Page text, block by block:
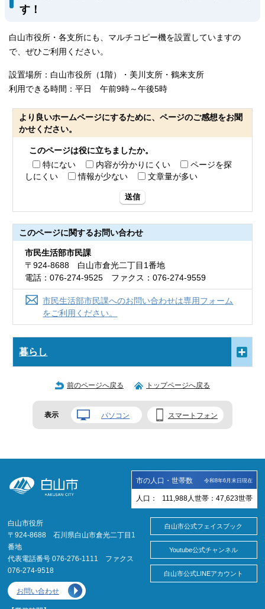
す！
白山市役所・各支所にも、マルチコピー機を設置していますの
で、ぜひご利用ください。
設置場所：白山市役所（1階）・美川支所・鶴来支所
利用できる時間：平日 午前9時～午後5時
より良いホームページにするために、ページのご感想をお聞
かせください。
このページは役に立ちましたか。
特にない
内容が分かりにくい
ページを探
しにくい
情報が少ない 文章量が多い
送信
このページに関するお問い合わせ
市民生活部市民課
〒924-8688 白山市倉光二丁目1番地
電話：076-274-9525 ファクス：076-274-9559
市民生活部市民課へのお問い合わせは専用フォーム
をご利用ください。
暮らし
前のページへ戻る トップページへ戻る
表示 パソコン スマートフォン
市の人口・世帯数 令和8年6月末日現在
人口： 111,988 人 世帯： 47,623世帯
白山市役所
〒924-8688 石川県白山市倉光二丁目1
番地
代表電話番号 076-276-1111 ファクス
076-274-9518
お問い合わせ
白山市公式フェイスブック
Youtube公式チャンネル
白山市公式LINEアカウント